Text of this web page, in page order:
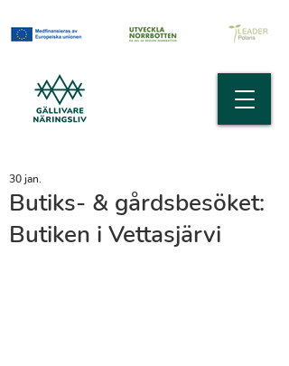
Butiks- & gårdsbesöket:
Butiken i Vettasjärvi
30 jan.